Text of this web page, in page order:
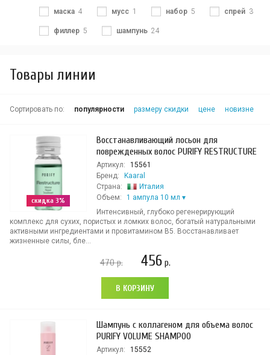
маска 4 мусс 1 набор 5 спрей 3
филлер 5 шампунь 24
Товары линии
Сортировать по: популярности размеру скидки цене новизне
скидка 3%
Восстанавливающий лосьон для
поврежденных волос PURIFY RESTRUCTURE
Артикул:
15561
Бренд:
Kaaral
Страна:
Италия
Объем:
1 ампула 10 мл
Интенсивный, глубоко регенерирующий
комплекс для сухих, пористых и ломких волос, богатый натуральными
активными ингредиентами и провитамином В5. Восстанавливает
жизненные силы, бле...
470р. 456р.
В КОРЗИНУ
Шампунь с коллагеном для объема волос
PURIFY VOLUME SHAMPOO
Артикул:
15552